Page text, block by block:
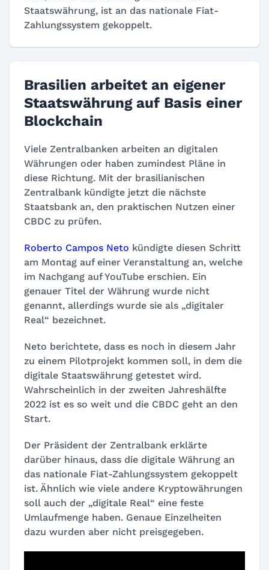
Staatswährung, ist an das nationale Fiat-
Zahlungssystem gekoppelt.
Brasilien arbeitet an eigener
Staatswährung auf Basis einer
Blockchain
Viele Zentralbanken arbeiten an digitalen
Währungen oder haben zumindest Pläne in
diese Richtung. Mit der brasilianischen
Zentralbank kündigte jetzt die nächste
Staatsbank an, den praktischen Nutzen einer
CBDC zu prüfen.
Roberto Campos Neto kündigte diesen Schritt
am Montag auf einer Veranstaltung an, welche
im Nachgang auf YouTube erschien. Ein
genauer Titel der Währung wurde nicht
genannt, allerdings wurde sie als „digitaler
Real“ bezeichnet.
Neto berichtete, dass es noch in diesem Jahr
zu einem Pilotprojekt kommen soll, in dem die
digitale Staatswährung getestet wird.
Wahrscheinlich in der zweiten Jahreshälfte
2022 ist es so weit und die CBDC geht an den
Start.
Der Präsident der Zentralbank erklärte
darüber hinaus, dass die digitale Währung an
das nationale Fiat-Zahlungssystem gekoppelt
ist. Ähnlich wie viele andere Kryptowährungen
soll auch der „digitale Real“ eine feste
Umlaufmenge haben. Genaue Einzelheiten
dazu wurden aber nicht preisgegeben.